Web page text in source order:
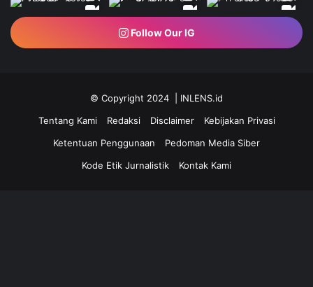
Follow Our IG
© Copyright 2024 | INLENS.id
Tentang Kami
Redaksi Disclaimer
Kebijakan Privasi
Ketentuan Penggunaan
Pedoman Media Siber
Kode Etik Jurnalistik
Kontak Kami